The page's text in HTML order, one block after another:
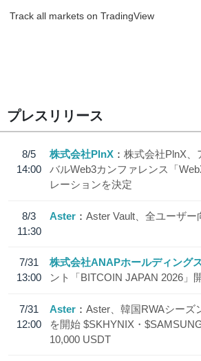
Track all markets on TradingView
プレスリリース
8/5
14:00
株式会社PlnX
株式会社PlnX、
バルWeb3カンファレンス「
レーションを決定
8/3
11:30
Aster Aster Vault、全ユーザー
7/31
13:00
株式会社ANAPホールディング
ント「BITCOIN JAPAN 2026」
7/31
12:00
Aster
Aster、韓国RWAシーズ
を開始 $SKHYNIX・
10,000 USDT